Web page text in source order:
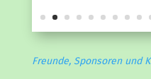
Freunde, Sponsoren und